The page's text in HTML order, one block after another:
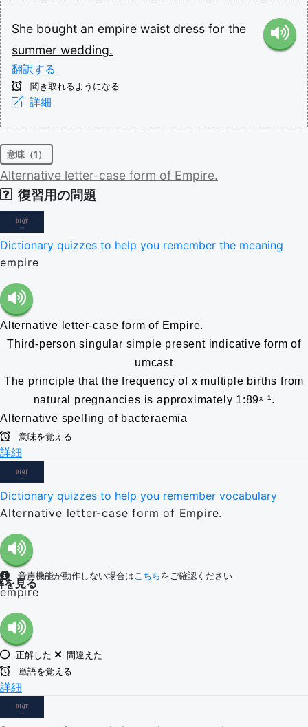
She bought an empire waist dress for the
summer wedding.
翻訳する
聞き取れるようになる
詳細
意味（1）
Alternative letter-case form of Empire.
復習用の問題
Dictionary quizzes to help you remember the meaning
empire
Alternative letter-case form of Empire.
Third-person singular simple present indicative form of
umcast
The principle that the frequency of x multiple births from
natural pregnancies is approximately 1:89ˣ⁻¹.
Alternative spelling of bacteraemia
意味を覚える
詳細
Dictionary quizzes to help you remember vocabulary
Alternative letter-case form of Empire.
音声機能が動作しない場合はこちら をご確認ください
を見る
empire
正解した
間違えた
単語を覚える
詳細